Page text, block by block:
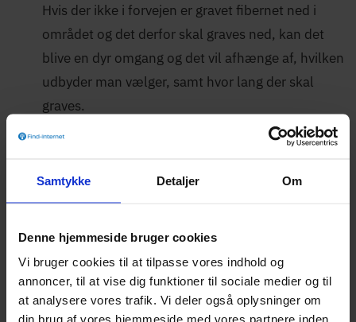
Samtykke Detaljer Om
Denne hjemmeside bruger cookies
Vi bruger cookies til at tilpasse vores indhold og
annoncer, til at vise dig funktioner til sociale medier og til
at analysere vores trafik. Vi deler også oplysninger om
din brug af vores hjemmeside med vores partnere inden
Hvis der ikke i forvejen er gravet fibernet ned i
området og det derfor skal graves ned, kan det
blive en dyr omgang og det vil afhænge af, hvilken
udbyder man vælger, samt hvor lang der skal
graves.
Her kan du se, hvad det ville koste, at få lagt
Udbyder
Hiper
Tekniker og installation: 699 kr.
Kviknet
Teknikerbesøg: 699 kr.
Norlys
Installation med tekniker: 0-999
kr. (Prisen varierer fra adresse til
adresse)